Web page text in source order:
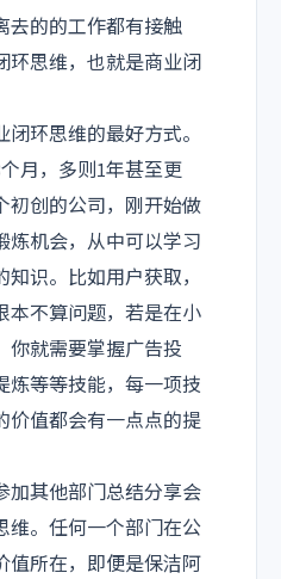
去的的工作都有接触
环思维，也就是商业闭
环思维的最好方式。
月，多则1年甚至更
初创的公司，刚开始做
炼机会，从中可以学习
识。比如用户获取，
本不算问题，若是在小
你就需要掌握广告投
炼等等技能，每一项技
价值都会有一点点的提
加其他部门总结分享会
。 任何一个部门在公
值所在，即便是保洁阿